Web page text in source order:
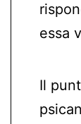
essa
Il